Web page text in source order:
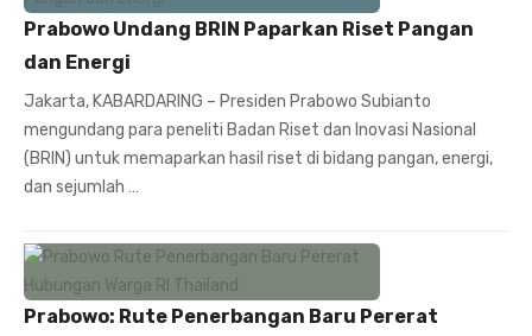
Prabowo Undang BRIN Paparkan Riset Pangan
dan Energi
Jakarta, KABARDARING – Presiden Prabowo Subianto
mengundang para peneliti Badan Riset dan Inovasi Nasional
(BRIN) untuk memaparkan hasil riset di bidang pangan, energi,
dan sejumlah …
Prabowo: Rute Penerbangan Baru Pererat